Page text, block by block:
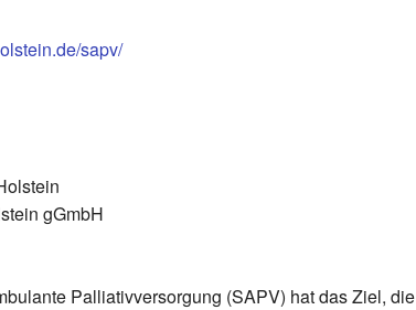
sapv/
gGmbH
Palliativversorgung (SAPV) hat das Ziel, die